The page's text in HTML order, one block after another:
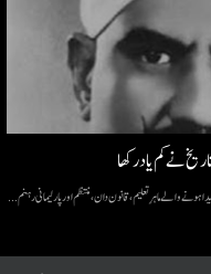
نے کم یاد رکھا
والے ماہرِ تعلیم، قانون دان، منتظم اور پارلیمانی رہنم...